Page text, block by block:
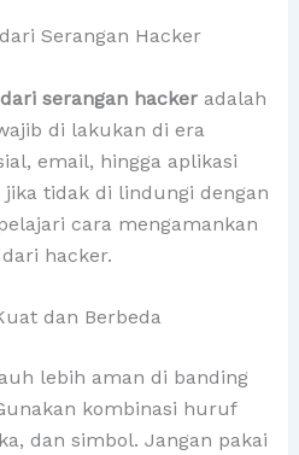
Serangan Hacker
serangan hackeradalah
di lakukan di era
email, hingga aplikasi
tidak di lindungi dengan
cara mengamankan
hacker.
dan Berbeda
lebih aman di banding
kombinasi huruf
dan simbol. Jangan pakai